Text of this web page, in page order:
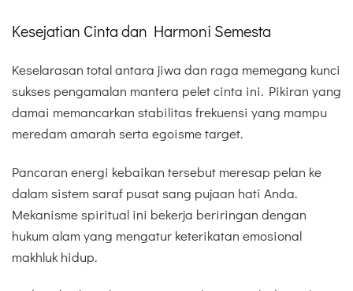
Kesejatian Cinta dan Harmoni Semesta
Keselarasan total antara jiwa dan raga memegang kunci
sukses pengamalan mantera pelet cinta ini. Pikiran yang
damai memancarkan stabilitas frekuensi yang mampu
meredam amarah serta egoisme target.
Pancaran energi kebaikan tersebut meresap pelan ke
dalam sistem saraf pusat sang pujaan hati Anda.
Mekanisme spiritual ini bekerja beriringan dengan
hukum alam yang mengatur keterikatan emosional
makhluk hidup.